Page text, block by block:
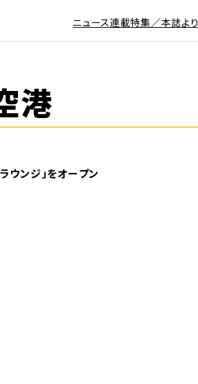
ニュース連載特集／本誌より
港
ウンジ」をオープン